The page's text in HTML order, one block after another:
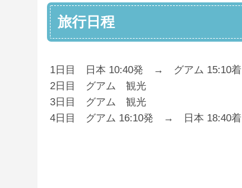
旅行日程
1日目 日本 10:40発 → グアム 15:10着
2日目 グアム 観光
3日目 グアム 観光
4日目 グアム 16:10発 → 日本 18:40着